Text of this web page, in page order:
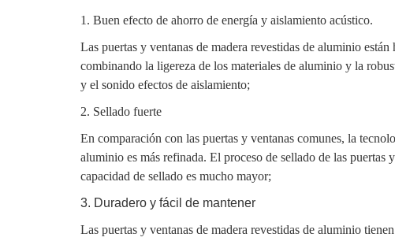
1. Buen efecto de ahorro de energía y aislamiento acústico.
Las puertas y ventanas de madera revestidas de aluminio
combinando la ligereza de los materiales de aluminio y la
y el sonido efectos de aislamiento;
2. Sellado fuerte
En comparación con las puertas y ventanas comunes, la
aluminio es más refinada. El proceso de sellado de las
capacidad de sellado es mucho mayor;
3. Duradero y fácil de mantener
Las puertas y ventanas de madera revestidas de aluminio